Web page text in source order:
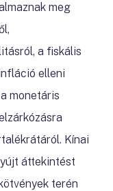
meg
a fiskális
elleni
monetáris
Kínai
áttekintést
terén